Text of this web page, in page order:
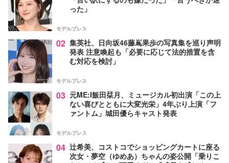
った」
モデルプレス
02 集英社、日向坂46藤嶌果歩の写真集を巡り声明
発表 注意喚起も「必要に応じて法的措置を含
む対応を検討」
モデルプレス
03 元ME:I飯田栞月、ミュージカル初出演「この上
ない喜びとともに大変光栄」4年ぶり上演「フ
ァントム」城田優らキャスト発表
モデルプレス
04 辻希美、コストコでショッピングカートに座る
次女・夢空（ゆめあ）ちゃんの姿公開「乗りこ